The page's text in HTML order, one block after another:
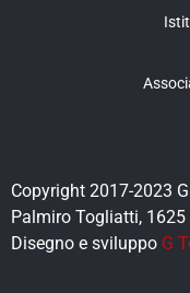
Copyright 2017-2023
Palmiro Togliatti,
Disegno e sviluppo G